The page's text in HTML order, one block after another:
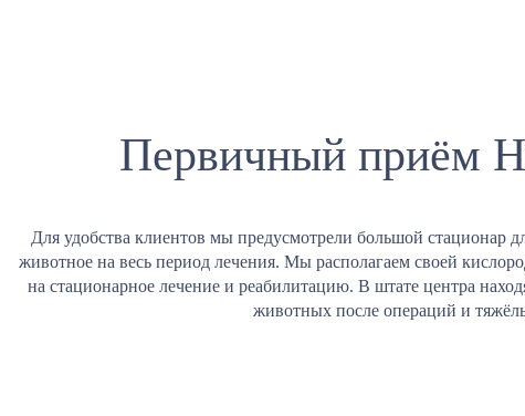
Первичный приём
Для удобства клиентов мы предусмотрели большой стационар
животное на весь период лечения. Мы располагаем своей
на стационарное лечение и реабилитацию. В штате центра
животных после операций и